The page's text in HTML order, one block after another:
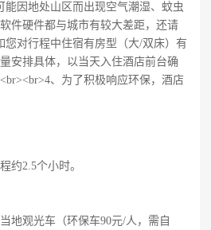
能因地处山区而出现空气潮湿、蚊虫
件硬件都与城市有较大差距，还请
您对行程中住宿有房型（大/双床）有
安排具体，以当天入住酒店前台确
、为了积极响应环保，酒店
约2.5个小时。
地观光车（环保车90元/人，需自